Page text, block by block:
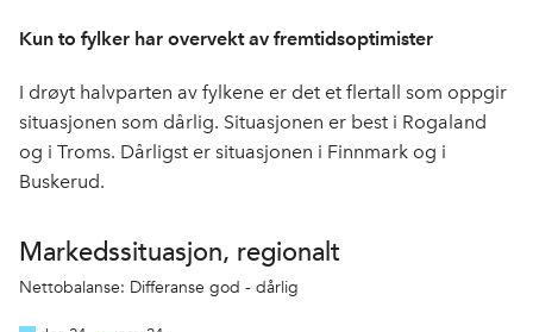
Kun to fylker har overvekt av fremtidsoptimister
I drøyt halvparten av fylkene er det et flertall som oppgir
situasjonen som dårlig. Situasjonen er best i Rogaland
og i Troms. Dårligst er situasjonen i Finnmark og i
Buskerud.